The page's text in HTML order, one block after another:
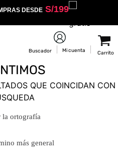
DESDES/199
QUE COINCIDAN CON
la ortografía
más general